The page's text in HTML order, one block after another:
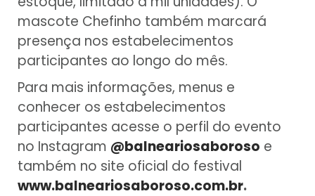
mascote Chefinho também marcará
presença nos estabelecimentos
participantes ao longo do mês.
Para mais informações, menus e
conhecer os estabelecimentos
participantes acesse o perfil do evento
no Instagram @balneariosaboroso e
também no site oficial do festival
www.balneariosaboroso.com.br.